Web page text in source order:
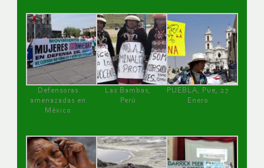
Defensoras
amenazadas en
México
Las Bambas,
Perú
PUEBLA, Pue, 27
Enero